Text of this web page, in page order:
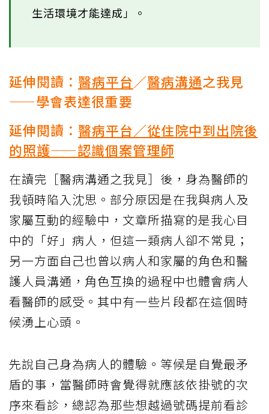
生活環境才能達成」。
延伸閱讀： 醫病平台／醫病溝通之我見
——學會表達很重要
延伸閱讀： 醫病平台／從住院中到出院後
的照護——認識個案管理師
在讀完［醫病溝通之我見］後，身為醫師的
我頓時陷入沈思。部分原因是在我與病人及
家屬互動的經驗中，文章所描寫的是我心目
中的「好」病人，但這一類病人卻不常見；
另一方面自己也曾以病人和家屬的角色和醫
護人員溝通，角色互換的過程中也體會病人
看醫師的感受。其中有一些片段都在這個時
候湧上心頭。
先說自己身為病人的體驗。等候是自覺最矛
盾的事，當醫師時會覺得就應該依掛號的次
序來看診，總認為那些想越過號碼提前看診